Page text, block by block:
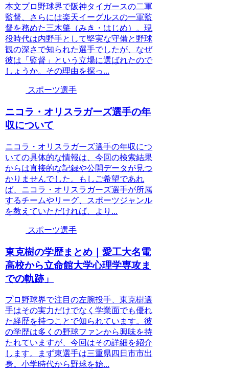
本文プロ野球界で阪神タイガースの二軍
監督、さらには楽天イーグルスの一軍監
督を務めた三木肇（みき・はじめ）。現
役時代は内野手として堅実な守備と野球
観の深さで知られた選手でしたが、なぜ
彼は「監督」という立場に選ばれたので
しょうか。その理由を探っ...
スポーツ選手
ニコラ・オリスラガーズ選手の年
収について
ニコラ・オリスラガーズ選手の年収につ
いての具体的な情報は、今回の検索結果
からは直接的な記録や公開データが見つ
かりませんでした。もしご希望であれ
ば、ニコラ・オリスラガーズ選手が所属
するチームやリーグ、スポーツジャンル
を教えていただければ、より...
スポーツ選手
東克樹の学歴まとめ｜愛工大名電
高校から立命館大学心理学専攻ま
での軌跡」
プロ野球界で注目の左腕投手、東克樹選
手はその実力だけでなく学業面でも優れ
た経歴を持つことで知られています。彼
の学歴は多くの野球ファンから興味を持
たれていますが、今回はその詳細を紹介
します。まず東選手は三重県四日市市出
身。小学時代から野球を始...